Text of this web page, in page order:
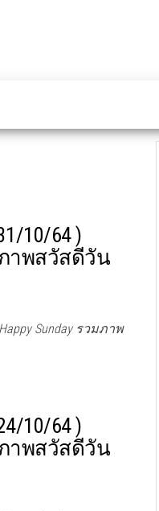
10/64 )
ภาพสวัสดีวัน
Sunday รวมภาพ
10/64 )
ภาพสวัสดีวัน